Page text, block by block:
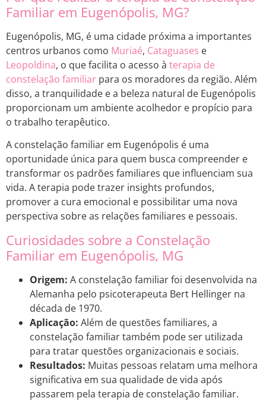
Familiar em Eugenópolis, MG?
Eugenópolis, MG, é uma cidade próxima a importantes
centros urbanos como Muriaé, Cataguases e
Leopoldina, o que facilita o acesso à terapia de
constelação familiar para os moradores da região. Além
disso, a tranquilidade e a beleza natural de Eugenópolis
proporcionam um ambiente acolhedor e propício para
o trabalho terapêutico.
A constelação familiar em Eugenópolis é uma
oportunidade única para quem busca compreender e
transformar os padrões familiares que influenciam sua
vida. A terapia pode trazer insights profundos,
promover a cura emocional e possibilitar uma nova
perspectiva sobre as relações familiares e pessoais.
Curiosidades sobre a Constelação
Familiar em Eugenópolis, MG
Origem: A constelação familiar foi desenvolvida na
Alemanha pelo psicoterapeuta Bert Hellinger na
década de 1970.
Aplicação: Além de questões familiares, a
constelação familiar também pode ser utilizada
para tratar questões organizacionais e sociais.
Resultados: Muitas pessoas relatam uma melhora
significativa em sua qualidade de vida após
passarem pela terapia de constelação familiar.